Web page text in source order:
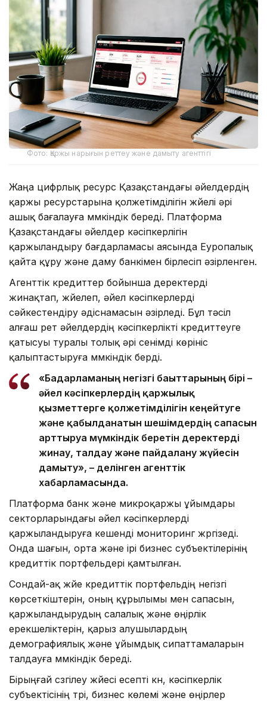
Фото: Қаржы нарығын реттеу және дамыту агенттігі
Жаңа цифрлық ресурс Қазақстандағы әйелдердің
қаржы ресурстарына қолжетімділігін жүйелі әрі
ашық бағалауға мүмкіндік береді. Платформа
Қазақстандағы әйелдер кәсіпкерлігін
қаржыландыру бағдарламасы аясында Еуропалық
қайта құру және даму банкімен бірлесіп әзірленген.
Агенттік кредиттер бойынша деректерді
жинақтап, жүйелеп, әйел кәсіпкерлерді
сәйкестендіру әдіснамасын әзірледі. Бұл тәсіл
алғаш рет әйелдердің кәсіпкерлікті кредиттеуге
қатысуы туралы толық әрі сенімді көрініс
қалыптастыруға мүмкіндік берді.
«Бағдарламаның негізгі бағыттарының бірі –
әйел кәсіпкерлердің қаржылық
қызметтерге қолжетімділігін кеңейтуге
және қабылданатын шешімдердің сапасын
арттыруға мүмкіндік беретін деректерді
жинау, талдау және пайдалану жүйесін
дамыту», – делінген агенттік
хабарламасында.
Платформа банк және микроқаржы ұйымдары
секторларындағы әйел кәсіпкерлерді
қаржыландыруға кешенді мониторинг жүргізеді.
Онда шағын, орта және ірі бизнес субъектілерінің
кредиттік портфельдері қамтылған.
Сондай-ақ жүйе кредиттік портфельдің негізгі
көрсеткіштерін, оның құрылымы мен сапасын,
қаржыландырудың салалық және өңірлік
ерекшеліктерін, қарыз алушылардың
демографиялық және ұйымдық сипаттамаларын
талдауға мүмкіндік береді.
Бірыңғай сүзгілеу жүйесі есепті күн, кәсіпкерлік
субъектісінің түрі, бизнес көлемі және өңірлер